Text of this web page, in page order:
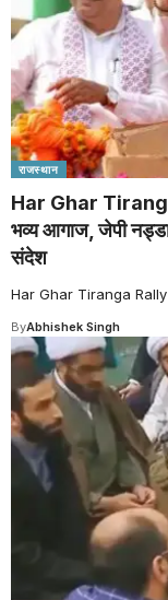
राजस्थान
Har Ghar
भव्य आगाज, जेपी
संदेश
Har Ghar Tiranga
ByAbhishek Singh